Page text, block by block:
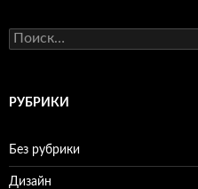
Н
а
иРУБРИКИ
Без рубрики
Дизайн